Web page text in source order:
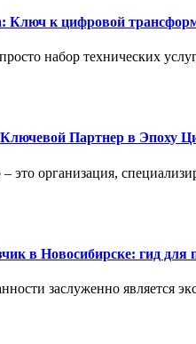
Ключ к цифровой
набор технических
Партнер в Эпоху
это организация,
в Новосибирске: гид для
заслуженно является